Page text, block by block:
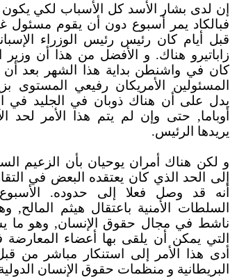
إن لدى بشار الأسد كل الأسباب لكي
فبالكاد يمر أسبوع دون أن يقوم مسئول
قبل أيام كان رئيس رئيس الوزراء
زاباتيرو هناك. و الأفضل من هذا أن وزير
كان في واشنطن بداية هذا الشهر بعد
المسئولين الأمريكان رفيعي المستوى
يدل على أن هناك ذوبان في الجليد في
أوباما, حتى وإن لم يتم هذا الأمر لحد
يريدها الرئيس.
و لكن هناك أمران يوحيان بأن الزعيم
إلى الحد الذي كان يعتقده البعض في
أنه قد وصل فعلا إلى حدوده.
السلطات الأمنية باعتقال هيثم المالح,
ناشط في مجال حقوق الإنسان, وهو ما
التي يمكن أن يلقى بها أعضاء
أدى هذا الأمر إلى استنكار مباشر من
البريطانية و منظمات حقوق الإنسان